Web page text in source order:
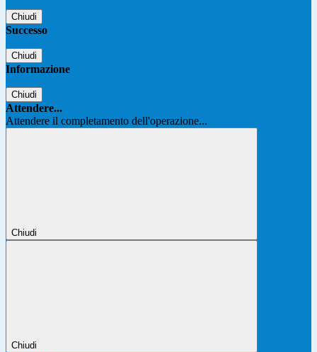
Chiudi
Successo
Chiudi
Informazione
Chiudi
Attendere...
Attendere il completamento dell'operazione...
Chiudi
Chiudi